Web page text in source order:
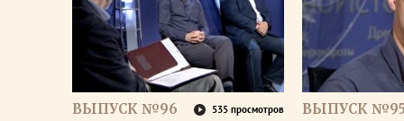
ВЫПУСК №96 535 просмотров ВЫПУСК